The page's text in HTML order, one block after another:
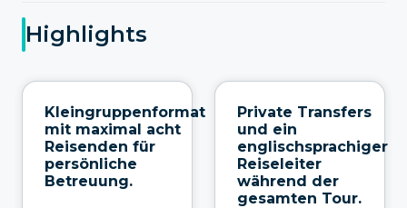
Highlights
Kleingruppenformat
mit maximal acht
Reisenden für
persönliche
Betreuung.
Private Transfers
und ein
englischsprachiger
Reiseleiter
während der
gesamten Tour.